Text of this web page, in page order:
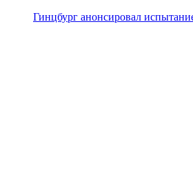
Гинцбург анонсировал